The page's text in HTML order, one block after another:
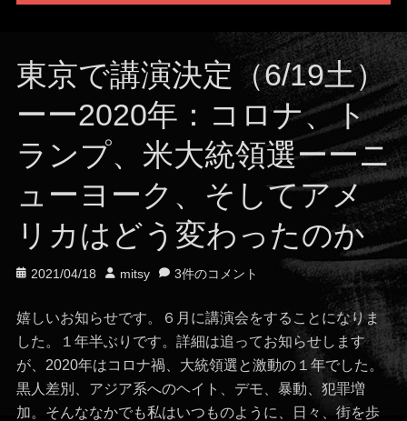
東京で講演決定（6/19土）
ーー2020年：コロナ、ト
ランプ、米大統領選ーーニ
ューヨーク、そしてアメ
リカはどう変わったのか
投
日
2021/04/18
投
者
mitsy 3件のコメント
嬉しいお知らせです。６月に講演会をすることになりま
した。１年半ぶりです。詳細は追ってお知らせします
が、2020年はコロナ禍、大統領選と激動の１年でした。
黒人差別、アジア系へのヘイト、デモ、暴動、犯罪増
加。そんななかでも私はいつものように、日々、街を歩